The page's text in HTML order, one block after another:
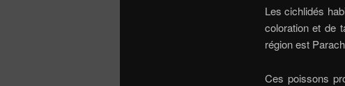
Les cichlidés
coloration et de
région est
Ces poissons